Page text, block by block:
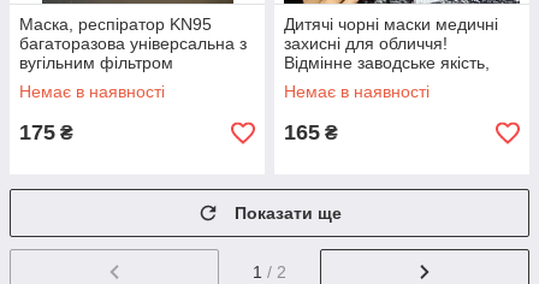
Маска, респіратор KN95
багаторазова універсальна з
вугільним фільтром
Немає в наявності
175 ₴
Дитячі чорні маски медичні
захисні для обличчя!
Відмінне заводське якість,
пайка, з тримачем!
Немає в наявності
165 ₴
Показати ще
1 / 2